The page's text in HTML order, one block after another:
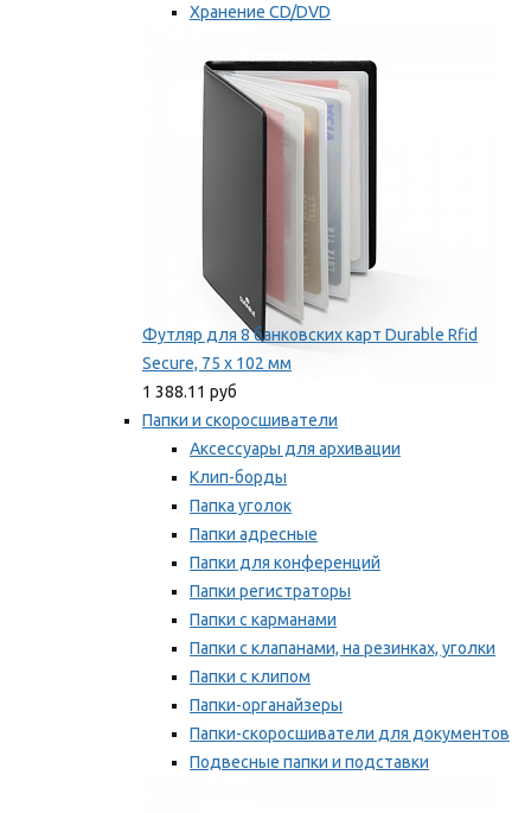
Хранение CD/DVD
Мы рекомендуем
Футляр для 8 банковских карт Durable Rfid
Secure, 75 х 102 мм
1 388.11 руб
Папки и скоросшиватели
Аксессуары для архивации
Клип-борды
Папка уголок
Папки адресные
Папки для конференций
Папки регистраторы
Папки с карманами
Папки с клапанами, на резинках, уголки
Папки с клипом
Папки-органайзеры
Папки-скоросшиватели для документов
Подвесные папки и подставки